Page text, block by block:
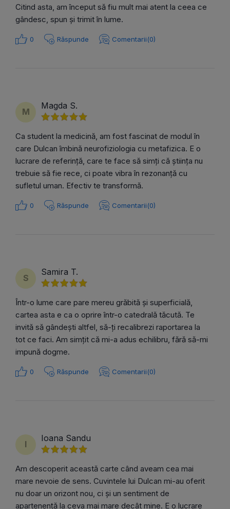
Citind asta, am început să fiu mult mai atent la ceea ce
gândesc, spun și trimit în lume.
0 Răspunde Comentarii(0)
M
Magda S.
Ca student la medicină, am fost fascinat de modul în
care Dulcan îmbină neurofiziologia cu metafizica. E o
lucrare de referință, care te face să simți că știința nu
trebuie să fie rece, ci poate vibra în rezonanță cu
sufletul uman. Efectiv te transformă.
0 Răspunde Comentarii(0)
S
Samira T.
Într-o lume care pare mereu grăbită și superficială,
cartea asta e ca o oprire într-o catedrală tăcută. Te
invită să gândești altfel, să-ți recalibrezi raportarea la
tot ce faci. Am simțit că mi-a adus echilibru, fără să-mi
impună dogme.
0 Răspunde Comentarii(0)
I
Ioana Sandu
Am descoperit această carte când aveam cea mai
mare nevoie de sens. Cuvintele lui Dulcan mi-au oferit
nu doar un orizont nou, ci și un sentiment de
apartenență la ceva mai mare decât mine. E o lucrare